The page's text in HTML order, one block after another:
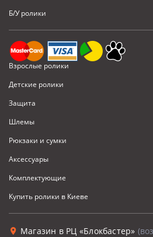
Б/У ролики
Взрослые ролики
Детские ролики
Защита
Шлемы
Рюкзаки и сумки
Аксессуары
Комплектующие
Купить ролики в Киеве
Магазин в РЦ «Блокбастер»